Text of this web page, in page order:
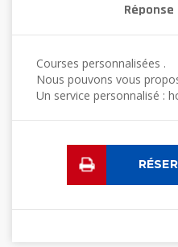
Réponse
Courses personnalisées .
Nous pouvons vous
Un service personnalisé :